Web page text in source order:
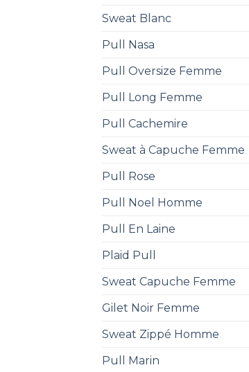
Sweat Blanc
Pull Nasa
Pull Oversize Femme
Pull Long Femme
Pull Cachemire
Sweat à Capuche Femme
Pull Rose
Pull Noel Homme
Pull En Laine
Plaid Pull
Sweat Capuche Femme
Gilet Noir Femme
Sweat Zippé Homme
Pull Marin